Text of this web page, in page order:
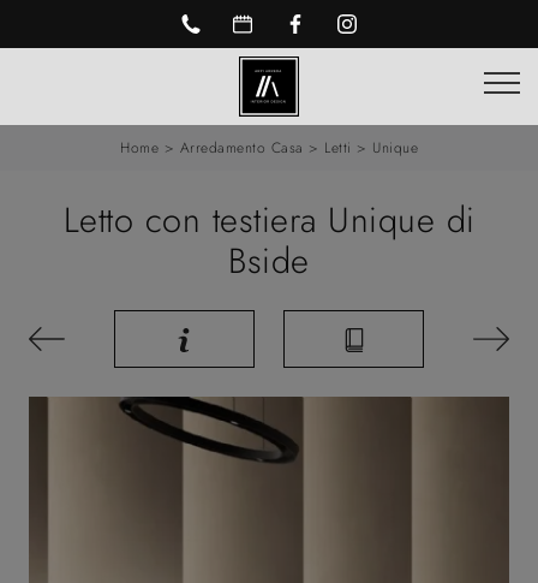
Home > Arredamento Casa > Letti > Unique
Letto con testiera Unique di
Bside